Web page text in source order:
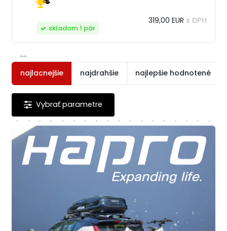
skladom 1 pár
319,00 EUR s DPH
najlacnejšie najdrahšie najlepšie hodnotené